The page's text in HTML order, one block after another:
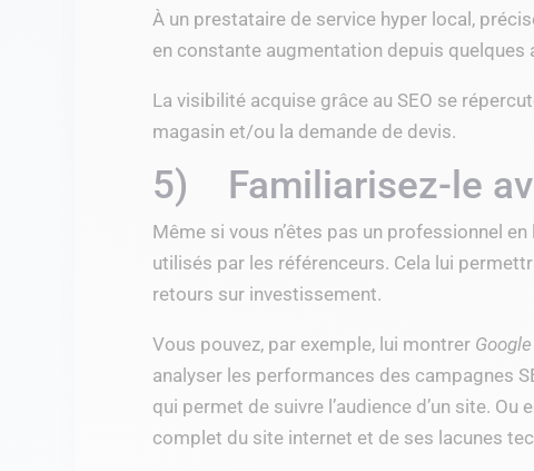
À un prestataire de service hyper local,
en constante augmentation depuis quelques
La visibilité acquise grâce au SEO se
magasin et/ou la demande de devis.
5) Familiarisez-le
Même si vous n’êtes pas un professionnel
utilisés par les référenceurs. Cela lui
retours sur investissement.
Vous pouvez, par exemple, lui montrer
analyser les performances des campagnes
qui permet de suivre l’audience d’un site. Ou
complet du site internet et de ses lacunes